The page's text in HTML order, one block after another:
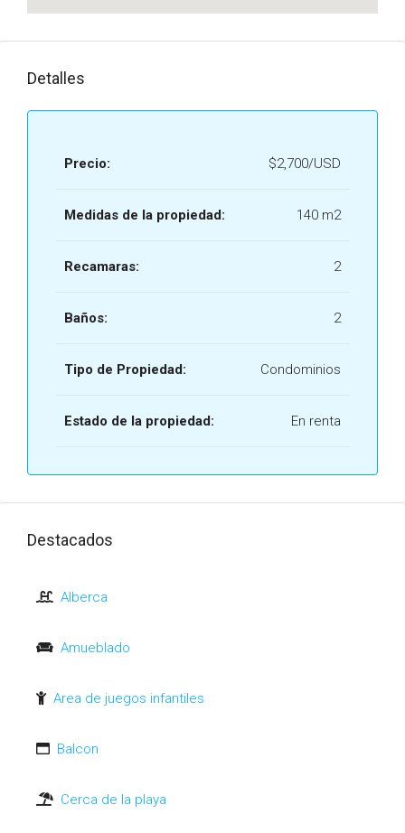
Detalles
Precio: $2,700/USD
Medidas de la propiedad: 140 m2
Recamaras: 2
Baños: 2
Tipo de Propiedad: Condominios
Estado de la propiedad: En renta
Destacados
Alberca
Amueblado
Area de juegos infantiles
Balcon
Cerca de la playa